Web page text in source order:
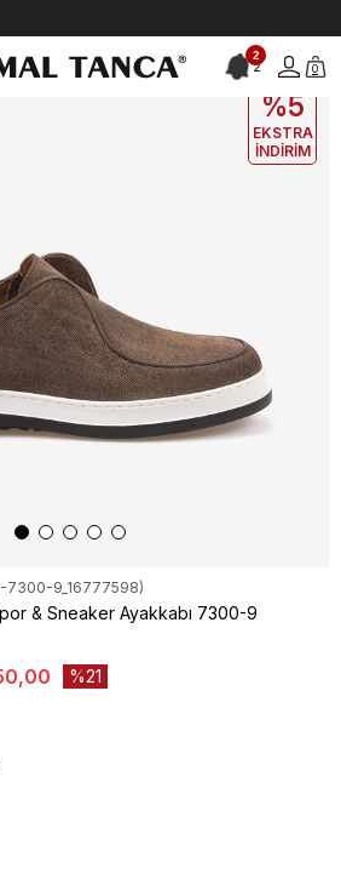
2
2 0
EKLE5
%5
EKSTRA
İNDİRİM
7300-9_16777598)
& Sneaker Ayakkabı 7300-9
21